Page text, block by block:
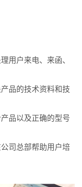
用户来电、来函、
品的技术资料和技
品以及正确的型号
司总部帮助用户培